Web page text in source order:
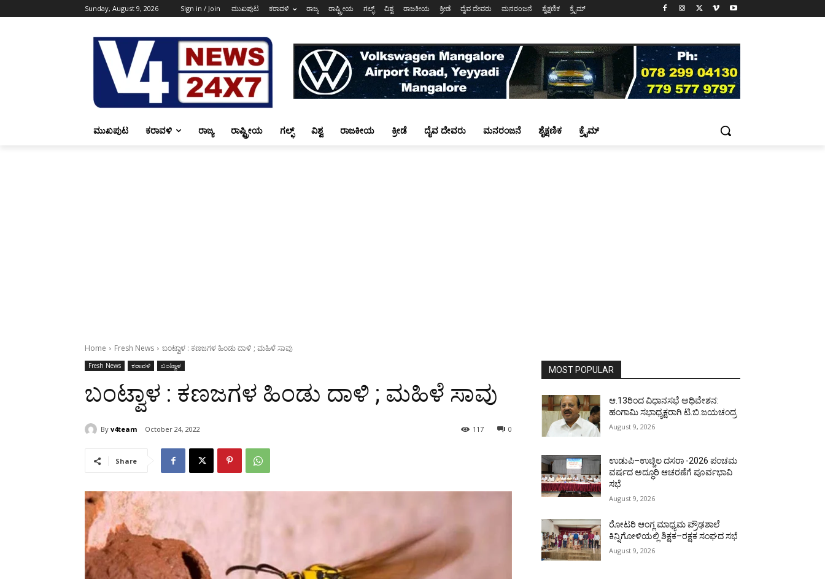
Sunday, August 9, 2026 Sign in / Join ಮುಖಪುಟ ಕರಾವಳಿ ರಾಜ್ಯ ರಾಷ್ಟ್ರೀಯ ಗಲ್ಫ್ ವಿಶ್ವ ರಾಜಕೀಯ ಕ್ರೀಡೆ ದೈವ ದೇವರು ಮನರಂಜನೆ ಶೈಕ್ಷಣಿಕ ಕ್ರೈಮ್
ಮುಖಪುಟ ಕರಾವಳಿ ರಾಜ್ಯ ರಾಷ್ಟ್ರೀಯ ಗಲ್ಫ್ ವಿಶ್ವ ರಾಜಕೀಯ ಕ್ರೀಡೆ ದೈವ ದೇವರು ಮನರಂಜನೆ ಶೈಕ್ಷಣಿಕ ಕ್ರೈಮ್
Home Fresh News ಬಂಟ್ವಾಳ : ಕಣಜಗಳ ಹಿಂಡು ದಾಳಿ ; ಮಹಿಳೆ ಸಾವು
Fresh News ಕರಾವಳಿ ಬಂಟ್ವಾಳ
ಬಂಟ್ವಾಳ : ಕಣಜಗಳ ಹಿಂಡು ದಾಳಿ ; ಮಹಿಳೆ ಸಾವು
By v4team October 24, 2022 0
117
Share
MOST POPULAR
ಆ.13ರಿಂದ ವಿಧಾನಸಭೆ ಅಧಿವೇಶನ:
ಹಂಗಾಮಿ ಸಭಾಧ್ಯಕ್ಷರಾಗಿ ಟಿ.ಬಿ.ಜಯಚಂದ್ರ
August 9, 2026
ಉಡುಪಿ–ಉಚ್ಚಿಲ ದಸರಾ -2026 ಪಂಚಮ
ವರ್ಷದ ಅದ್ಧೂರಿ ಆಚರಣೆಗೆ ಪೂರ್ವಭಾವಿ
ಸಭೆ
August 9, 2026
ರೋಟರಿ ಆಂಗ್ಲ ಮಾಧ್ಯಮ ಪ್ರೌಢಶಾಲೆ
ಕಿನ್ನಿಗೋಳಿಯಲ್ಲಿ ಶಿಕ್ಷಕ–ರಕ್ಷಕ ಸಂಘದ ಸಭೆ
August 9, 2026